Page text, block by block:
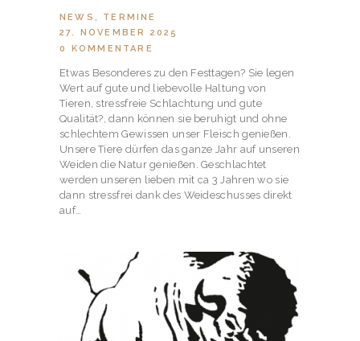
NEWS , TERMINE
27. NOVEMBER 2025
0
KOMMENTARE
Etwas Besonderes zu den Festtagen? Sie legen
Wert auf gute und liebevolle Haltung von
Tieren, stressfreie Schlachtung und gute
Qualität?, dann können sie beruhigt und ohne
schlechtem Gewissen unser Fleisch genießen.
Unsere Tiere dürfen das ganze Jahr auf unseren
Weiden die Natur genießen. Geschlachtet
werden unseren lieben mit ca 3 Jahren wo sie
dann stressfrei dank des Weideschusses direkt
auf…